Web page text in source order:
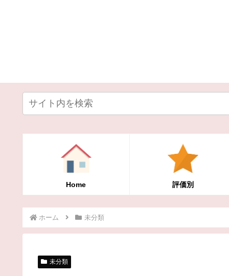
Home 評価別
ホーム 未分類
未分類